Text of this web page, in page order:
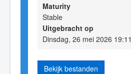
Maturity
Stable
Uitgebracht op
Dinsdag, 26 mei 2026 19:11
Bekijk bestanden